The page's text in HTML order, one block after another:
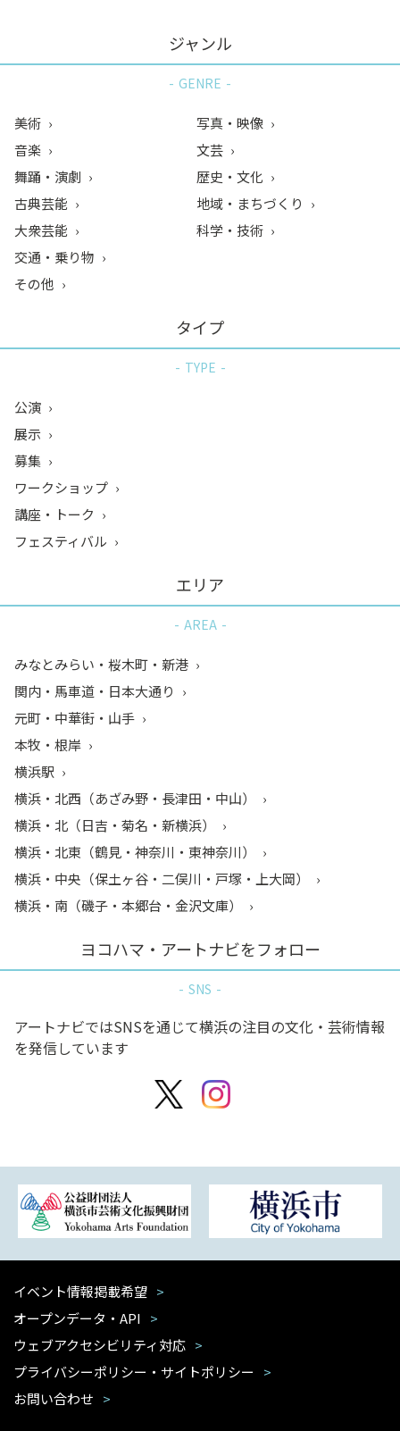
ジャンル
GENRE
美術
音楽
舞踊・演劇
古典芸能
大衆芸能
写真・映像
文芸
歴史・文化
地域・まちづくり
科学・技術
交通・乗り物
その他
タイプ
TYPE
公演
展示
募集
ワークショップ
講座・トーク
フェスティバル
エリア
AREA
みなとみらい・桜木町・新港
関内・馬車道・日本大通り
元町・中華街・山手
本牧・根岸
横浜駅
横浜・北西（あざみ野・長津田・中山）
横浜・北（日吉・菊名・新横浜）
横浜・北東（鶴見・神奈川・東神奈川）
横浜・中央（保土ヶ谷・二俣川・戸塚・上大岡）
横浜・南（磯子・本郷台・金沢文庫）
ヨコハマ・アートナビをフォロー
SNS
アートナビではSNSを通じて横浜の注目の文化・芸術情報
を発信しています
イベント情報掲載希望
オープンデータ・API
ウェブアクセシビリティ対応
プライバシーポリシー・サイトポリシー
お問い合わせ